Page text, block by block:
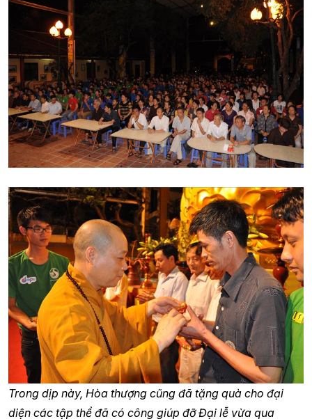
Trong dịp này, Hòa thượng cũng đã tặng quà cho đại
diện các tập thể đã có công giúp đỡ Đại lễ vừa qua